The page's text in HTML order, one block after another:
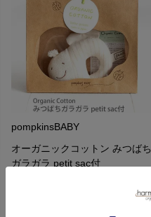
pompkinsBABY
オーガニックコットン みつばち
ガラガラ petit sac付